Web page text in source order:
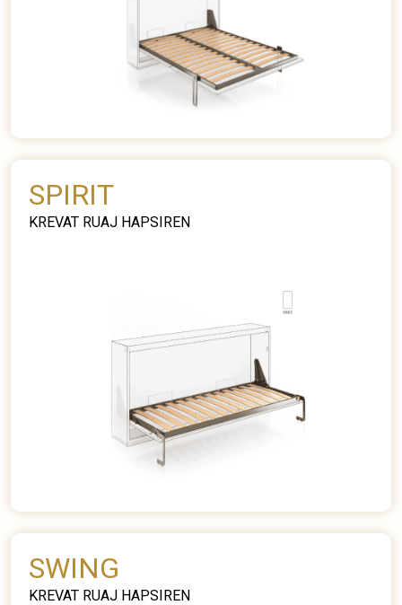
SPIRIT
KREVAT RUAJ HAPSIREN
SWING
KREVAT RUAJ HAPSIREN